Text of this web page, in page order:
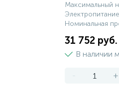
Максимальный
Номинальная
31 752 руб.
В наличии
- +